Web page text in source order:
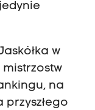
w
na